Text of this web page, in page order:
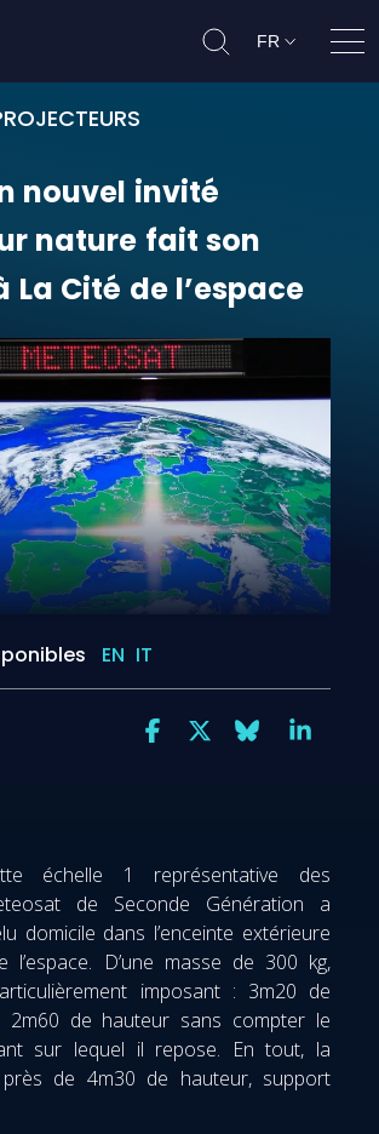
FR
nouvel invité grandeur
nouvel invité
nature fait son
La Cité de l’espace
EN IT
échelle 1 représentative des
de Seconde Génération a
domicile dans l’enceinte extérieure
l’espace. D’une masse de 300 kg,
imposant : 3m20 de
2m60 de hauteur sans compter le
sur lequel il repose. En tout, la
de 4m30 de hauteur, support